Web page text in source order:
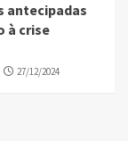
antecipadas
à crise
27/12/2024